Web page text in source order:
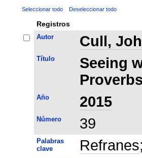
Seleccionar todo Deseleccionar todo
Registros
Autor Cull,
Título
Seeing
Año 2015
Número 39
Palabras
clave
Refranes;